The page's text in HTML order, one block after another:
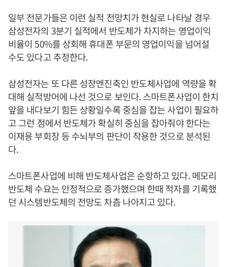
일부 전문가들은 이런 실적 전망치가 현실로 나타날 경우
삼성전자의 3분기 실적에서 반도체가 차지하는 영업이익
비율이 50%를 상회해 휴대폰 부문의 영업이익을 넘어설
수도 있다고 추정한다.
삼성전자는 또 다른 성장엔진축인 반도체사업에 역량을 확
대해 실적방어에 나선 것으로 보인다. 스마트폰사업이 한치
앞을 내다보기 힘든 상황일수록 중심을 잡는 사업이 필요하
고 그런 점에서 반도체가 확실히 중심을 잡아줘야 한다는
이재용 부회장 등 수뇌부의 판단이 작용한 것으로 분석된
다.
스마트폰사업에 비해 반도체사업은 순항하고 있다. 메모리
반도체 수요는 안정적으로 증가했으며 한때 적자를 기록했
던 시스템반도체의 전망도 차츰 나아지고 있다.